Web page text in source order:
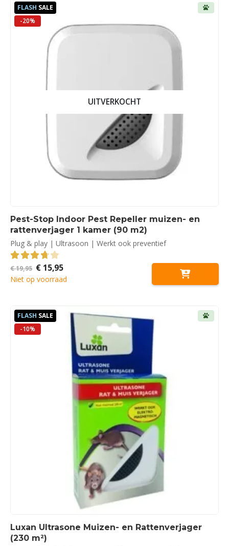
FLASH SALE
-20%
UITVERKOCHT
Pest-Stop Indoor Pest Repeller muizen- en
rattenverjager 1 kamer (90 m2)
Plug & play | Ultrasoon | Werkt ook preventief
3.75out of 5
€19,95 Oorspronkelijke
prijs
was:
€15,95Huidige
prijs
is:
Niet op voorraad
FLASH SALE
-10%
Luxan Ultrasone Muizen- en Rattenverjager
(230 m²)